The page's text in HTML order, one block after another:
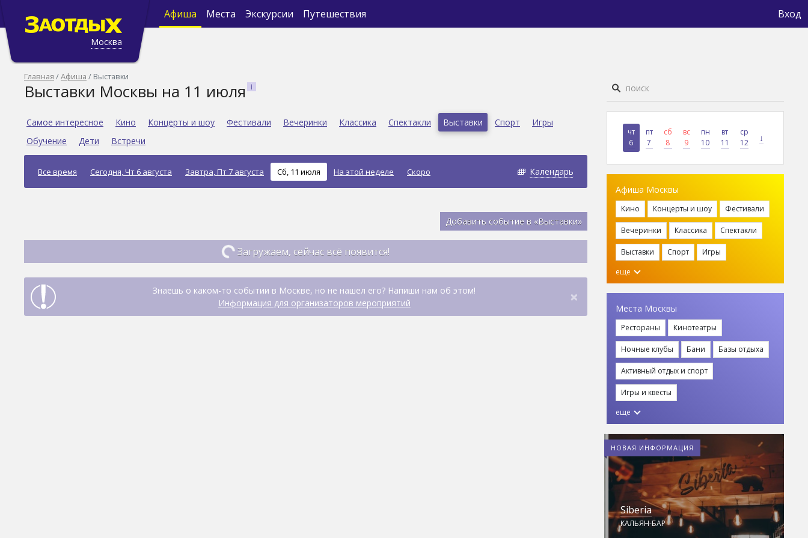
Москва
Афиша Места Экскурсии Путешествия Вход
Главная Афиша Выставки
Выставки Москвы на 11 июля
Самое интересное Кино Концерты и шоу Фестивали Вечеринки Классика Спектакли Выставки Спорт
Игры
Обучение
Дети Встречи
Все время Сегодня, Чт 6 августа Завтра, Пт 7 августа Сб, 11 июля На этой неделе Скоро Календарь
Добавить событие в «Выставки»
Загружаем, сейчас всё появится!
Знаешь о каком-то событии в Москве, но не нашел его? Напиши нам об этом!
Информация для организаторов мероприятий
×
чт
6
пт
7
сб
8
вс
9
пн
10
вт
11
ср
12
↓
Афиша Москвы
Кино Концерты и шоу Фестивали
Вечеринки Классика Спектакли
Выставки Спорт
Игры
еще
Места Москвы
Рестораны Кинотеатры
Ночные клубы Бани Базы отдыха
Активный отдых и спорт
Игры и квесты
еще
НОВАЯ ИНФОРМАЦИЯ
Siberia
КАЛЬЯН-БАР
Z Сlub